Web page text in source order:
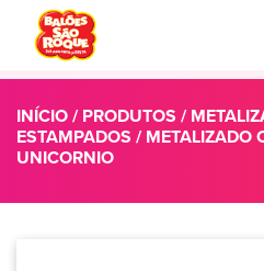
INÍCIO/PRODUTOS /
ESTAMPADOS / METALIZADO
UNICORNIO